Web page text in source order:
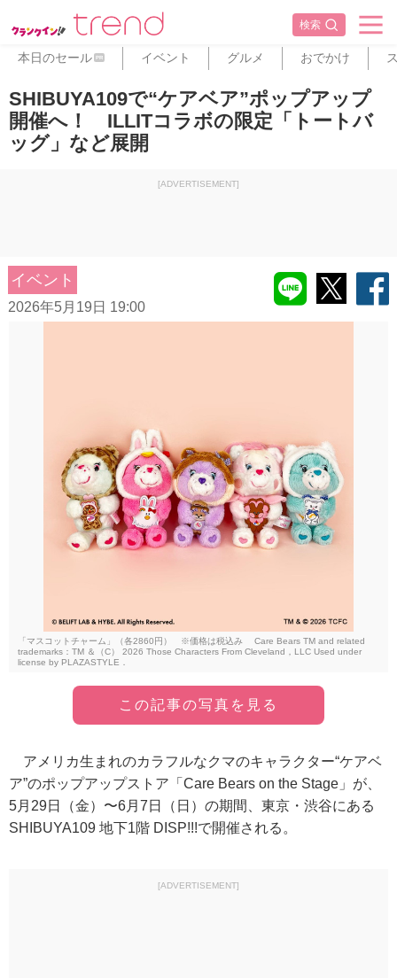
検索
本日のセール PR イベント グルメ おでかけ
SHIBUYA109で“ケアベア”ポップアップ
開催へ！ ILLITコラボの限定「トートバ
ッグ」など展開
[ADVERTISEMENT]
イベント
2026年5月19日 19:00
「マスコットチャーム」（各2860円） ※価格は税込み Care Bears TM and related
trademarks：TM ＆（C） 2026 Those Characters From Cleveland，LLC Used under
license by PLAZASTYLE．
この記事の写真を見る
アメリカ生まれのカラフルなクマのキャラクター“ケアベ
ア”のポップアップストア「Care Bears on the Stage」が、
5月29日（金）〜6月7日（日）の期間、東京・渋谷にある
SHIBUYA109 地下1階 DISP!!!で開催される。
[ADVERTISEMENT]